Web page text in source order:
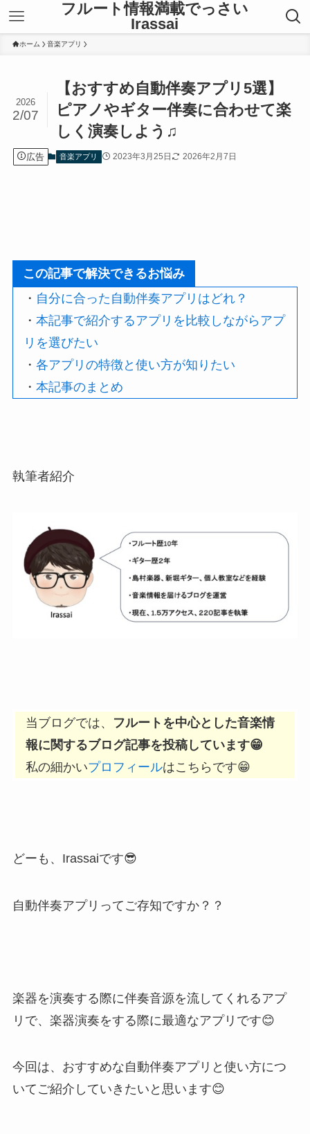
フルート情報満載でっさい
Irassai
ホーム 音楽アプリ
【おすすめ自動伴奏アプリ5選】
ピアノやギター伴奏に合わせて楽
しく演奏しよう♫
2026
2/07
広告 音楽アプリ 2023年3月25日 2026年2月7日
この記事で解決できるお悩み
・ 自分に合った自動伴奏アプリはどれ？
・ 本記事で紹介するアプリを比較しながらアプ
リを選びたい
・ 各アプリの特徴と使い方が知りたい
・ 本記事のまとめ
執筆者紹介
当ブログでは、
フルートを中心とした音楽情
報に関するブログ記事を投稿しています😁
私の細かいプロフィールはこちらです😁
どーも、Irassaiです😎
自動伴奏アプリってご存知ですか？？
楽器を演奏する際に伴奏音源を流してくれるアプ
リで、楽器演奏をする際に最適なアプリです😊
今回は、おすすめな自動伴奏アプリと使い方につ
いてご紹介していきたいと思います😊